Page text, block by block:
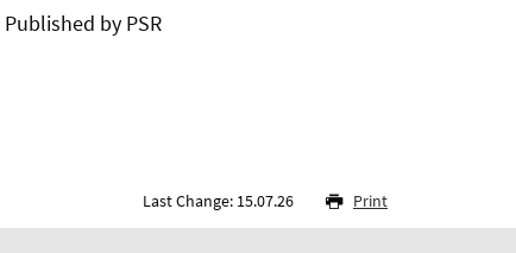
Published by PSR
Last Change: 15.07.26 Print